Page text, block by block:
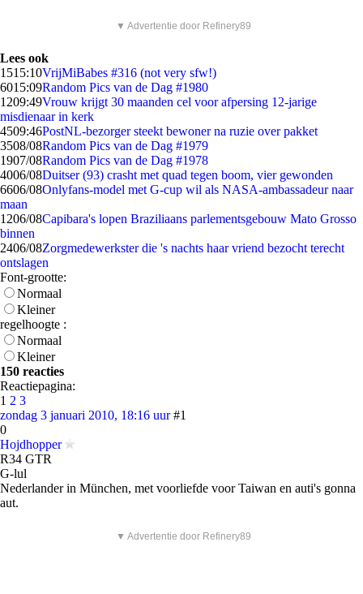
▼ Advertentie door Refinery89
Lees ook
1515:10VrijMiBabes #316 (not very sfw!)
6015:09Random Pics van de Dag #1980
1209:49Vrouw krijgt 30 maanden cel voor afpersing 12-jarige
misdienaar in kerk
4509:46PostNL-bezorger steekt bewoner na ruzie over pakket
3508/08Random Pics van de Dag #1979
1907/08Random Pics van de Dag #1978
4006/08Duitser (93) crasht met quad tegen boom, vier gewonden
6606/08Onlyfans-model met G-cup wil als NASA-ambassadeur naar
maan
1206/08Capibara's lopen Braziliaans parlementsgebouw Mato Grosso
binnen
2406/08Zorgmedewerkster die 's nachts haar vriend bezocht terecht
ontslagen
Font-grootte:
Normaal
Kleiner
regelhoogte :
Normaal
Kleiner
150 reacties
Reactiepagina:
1 2 3
zondag 3 januari 2010, 18:16 uur #1
0
Hojdhopper
R34 GTR
G-lul
Nederlander in München, met voorliefde voor Taiwan en auti's gonna
aut.
▼ Advertentie door Refinery89